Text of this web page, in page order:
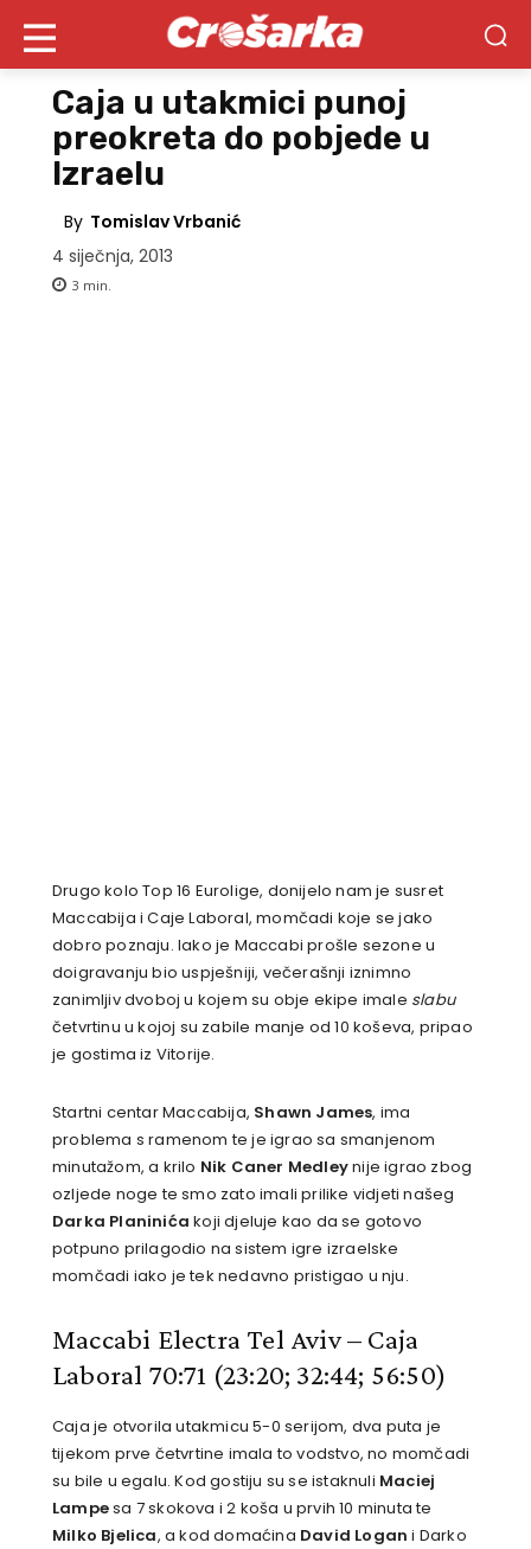
Caja u utakmici punoj
preokreta do pobjede u
Izraelu
By Tomislav Vrbanić
4 siječnja, 2013
3 min.
Drugo kolo Top 16 Eurolige, donijelo nam je susret
Maccabija i Caje Laboral, momčadi koje se jako
dobro poznaju. Iako je Maccabi prošle sezone u
doigravanju bio uspješniji, večerašnji iznimno
zanimljiv dvoboj u kojem su obje ekipe imale slabu
četvrtinu u kojoj su zabile manje od 10 koševa, pripao
je gostima iz Vitorije.
Startni centar Maccabija, Shawn James, ima
problema s ramenom te je igrao sa smanjenom
minutažom, a krilo Nik Caner Medleynije igrao zbog
ozljede noge te smo zato imali prilike vidjeti našeg
Darka Planinića koji djeluje kao da se gotovo
potpuno prilagodio na sistem igre izraelske
momčadi iako je tek nedavno pristigao u nju.
Maccabi Electra Tel Aviv – Caja
Laboral 70:71 (23:20; 32:44; 56:50)
Caja je otvorila utakmicu 5-0 serijom, dva puta je
tijekom prve četvrtine imala to vodstvo, no momčadi
su bile u egalu. Kod gostiju su se istaknuli Maciej
Lampesa 7 skokova i 2 koša u prvih 10 minuta te
Milko Bjelica, a kod domaćina David Logan i Darko